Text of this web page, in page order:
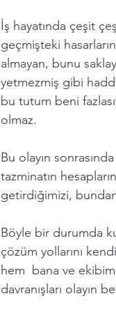
İş hayatında çeşit
geçmişteki
almayan, bunu
yetmezmiş gibi
bu tutum beni
olmaz.
Bu olayın
tazminatın
getirdiğimizi, bundan
Böyle bir durumda
çözüm yollarını
hem  bana ve
davranışları olayın